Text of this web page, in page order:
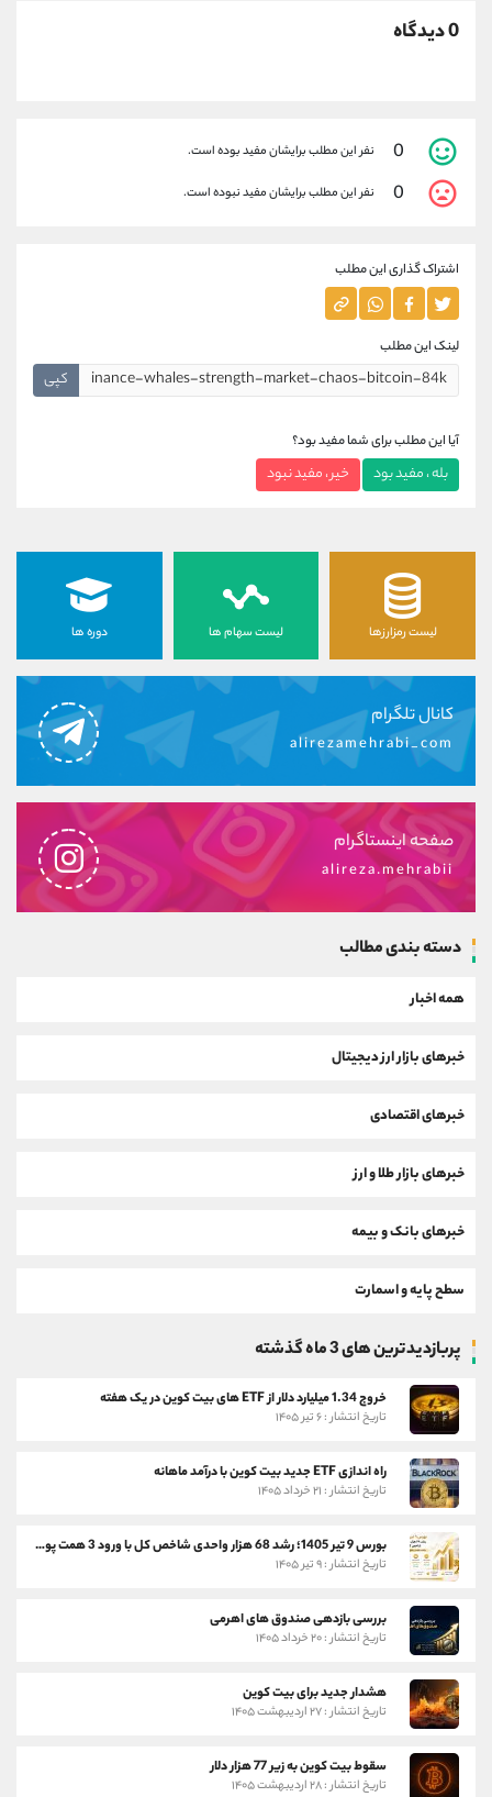
0 دیدگاه
0 نفر این مطلب برایشان مفید بوده است.
0 نفر این مطلب برایشان مفید نبوده است.
اشتراک گذاری این مطلب
لینک این مطلب
کپی
آیا این مطلب برای شما مفید بود؟
بله ، مفید بود خیر ، مفید نبود
لیست رمزارزها لیست سهام ها دوره ها
کانال تلگرام
alirezamehrabi_com
صفحه اینستاگرام
alireza.mehrabii
دسته بندی مطالب
همه اخبار
خبرهای بازار ارز دیجیتال
خبرهای اقتصادی
خبرهای بازار طلا و ارز
خبرهای بانک و بیمه
سطح پایه و اسمارت
پربازدیدترین های 3 ماه گذشته
خروج 1.34 میلیارد دلار از ETF های بیت کوین در یک هفته
تاریخ انتشار : ۶ تیر ۱۴۰۵
راه اندازی ETF جدید بیت کوین با درآمد ماهانه
تاریخ انتشار : ۲۱ خرداد ۱۴۰۵
بورس 9 تیر 1405؛ رشد 68 هزار واحدی شاخص کل با ورود 3 همت پول حقیقی
تاریخ انتشار : ۹ تیر ۱۴۰۵
بررسی بازدهی صندوق های اهرمی
تاریخ انتشار : ۲۰ خرداد ۱۴۰۵
هشدار جدید برای بیت کوین
تاریخ انتشار : ۲۷ اردیبهشت ۱۴۰۵
سقوط بیت کوین به زیر 77 هزار دلار
تاریخ انتشار : ۲۸ اردیبهشت ۱۴۰۵